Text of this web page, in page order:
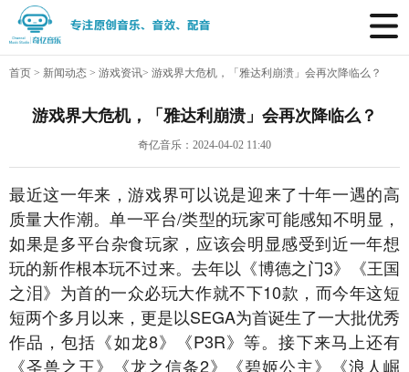
首页 > 新闻动态 > 游戏资讯> 游戏界大危机，「雅达利崩溃」会再次降临么？
游戏界大危机，「雅达利崩溃」会再次降临么？
奇亿音乐：2024-04-02 11:40
最近这一年来，游戏界可以说是迎来了十年一遇的高
质量大作潮。单一平台/类型的玩家可能感知不明显，
如果是多平台杂食玩家，应该会明显感受到近一年想
玩的新作根本玩不过来。去年以《博德之门3》《王国
之泪》为首的一众必玩大作就不下10款，而今年这短
短两个多月以来，更是以SEGA为首诞生了一大批优秀
作品，包括《如龙8》《P3R》等。接下来马上还有
《圣兽之王》《龙之信条2》《碧姬公主》《浪人崛